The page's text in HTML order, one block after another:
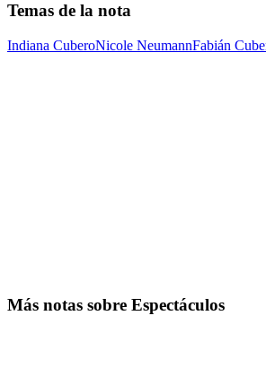
Temas de la nota
Indiana CuberoNicole NeumannFabián
Más notas sobre Espectáculos